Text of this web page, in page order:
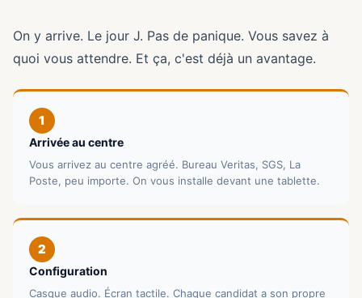
On y arrive. Le jour J. Pas de panique. Vous savez à
quoi vous attendre. Et ça, c'est déjà un avantage.
1
Arrivée au centre
Vous arrivez au centre agréé. Bureau Veritas, SGS, La
Poste, peu importe. On vous installe devant une tablette.
2
Configuration
Casque audio. Écran tactile. Chaque candidat a son propre